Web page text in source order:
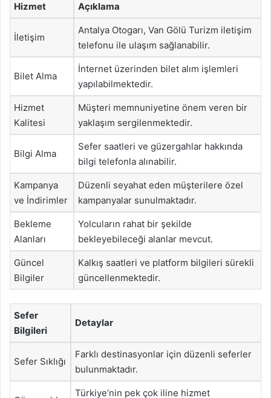
Hizmet Açıklama
İletişim
Antalya Otogarı, Van Gölü Turizm iletişim
telefonu ile ulaşım sağlanabilir.
Bilet Alma
İnternet üzerinden bilet alım işlemleri
yapılabilmektedir.
Hizmet
Kalitesi
Müşteri memnuniyetine önem veren bir
yaklaşım sergilenmektedir.
Bilgi Alma
Sefer saatleri ve güzergahlar hakkında
bilgi telefonla alınabilir.
Kampanya
ve İndirimler
Düzenli seyahat eden müşterilere özel
kampanyalar sunulmaktadır.
Bekleme
Alanları
Yolcuların rahat bir şekilde
bekleyebileceği alanlar mevcut.
Güncel
Bilgiler
Kalkış saatleri ve platform bilgileri sürekli
güncellenmektedir.
Sefer
Bilgileri
Detaylar
Sefer Sıklığı
Farklı destinasyonlar için düzenli seferler
bulunmaktadır.
Türkiye’nin pek çok iline hizmet